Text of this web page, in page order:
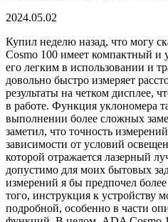
2024.05.02
Купил неделю назад, что могу
Cosmo 100 имеет компактный и
его легким в использовании и
довольно быстро измеряет
результаты на четком дисплее,
в работе. Функция уклономера
выполнении более сложных
заметил, что точность
зависимости от условий
которой отражается лазерный
допустимо для моих бытовых
измерений я бы предпочел
того, инструкция к устройству
подробной, особенно в части